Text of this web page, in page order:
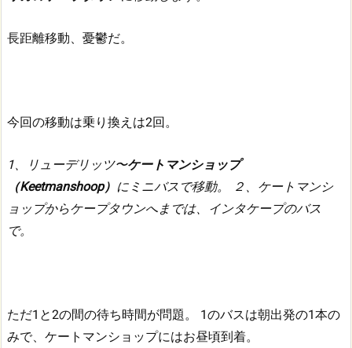
長距離移動、憂鬱だ。
今回の移動は乗り換えは2回。
1、リューデリッツ〜ケートマンショップ
（Keetmanshoop） にミニバスで移動。
２、ケートマンシ
ョップからケープタウンへまでは、インタケープのバス
で。
ただ1と2の間の待ち時間が問題。
1のバスは朝出発の1本の
みで、ケートマンショップにはお昼頃到着。